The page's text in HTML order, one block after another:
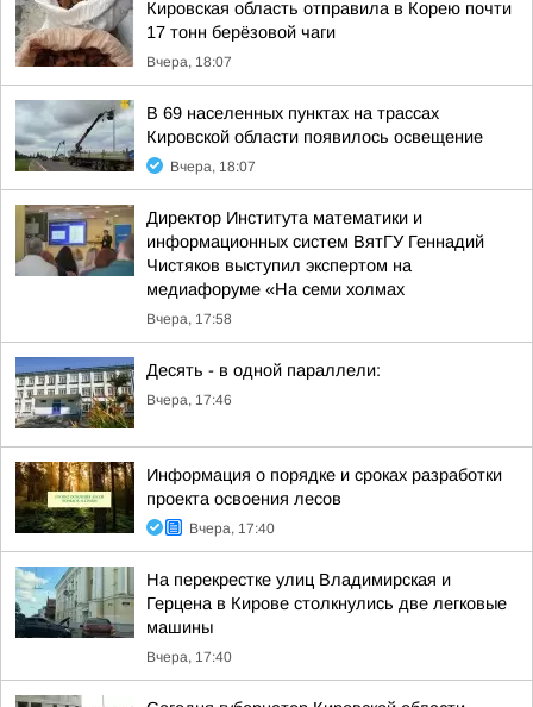
Кировская область отправила в Корею почти
17 тонн берёзовой чаги
Вчера, 18:07
В 69 населенных пунктах на трассах
Кировской области появилось освещение
Вчера, 18:07
Директор Института математики и
информационных систем ВятГУ Геннадий
Чистяков выступил экспертом на
медиафоруме «На семи холмах
Вчера, 17:58
Десять - в одной параллели:
Вчера, 17:46
Информация о порядке и сроках разработки
проекта освоения лесов
Вчера, 17:40
На перекрестке улиц Владимирская и
Герцена в Кирове столкнулись две легковые
машины
Вчера, 17:40